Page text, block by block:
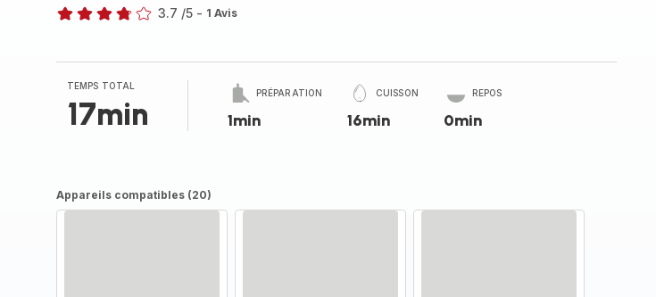
3.7 /5 - 1 Avis
TEMPS TOTAL
17min
PRÉPARATION
1min
CUISSON
16min
REPOS
0min
Appareils compatibles (20)